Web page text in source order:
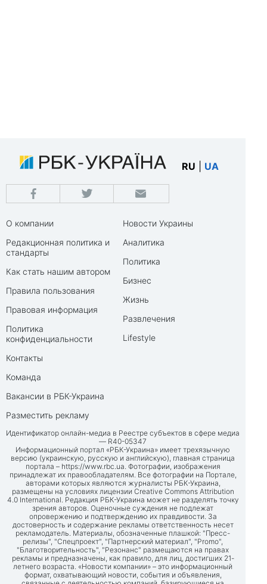
RU UA
О компании
Редакционная политика и
стандарты
Как стать нашим автором
Правила пользования
Правовая информация
Политика
конфиденциальности
Контакты
Команда
Вакансии в РБК-Украина
Разместить рекламу
Новости Украины
Аналитика
Политика
Бизнес
Жизнь
Развлечения
Lifestyle
Идентификатор онлайн-медиа в Реестре субъектов в сфере медиа
— R40-05347
Информационный портал «РБК-Украина» имеет трехязычную
версию (украинскую, русскую и английскую), главная страница
портала – https://www.rbc.ua. Фотографии, изображения
принадлежат их правообладателям. Все фотографии на Портале,
авторами которых являются журналисты РБК-Украина,
размещены на условиях лицензии Creative Commons Attribution
4.0 International. Редакция РБК-Украина может не разделять точку
зрения авторов. Оценочные суждения не подлежат
опровержению и подтверждению их правдивости. За
достоверность и содержание рекламы ответственность несет
рекламодатель. Материалы, обозначенные плашкой: "Пресс-
релизы", "Спецпроект", "Партнерский материал", "Promo",
"Благотворительность", "Резонанс" размещаются на правах
рекламы и предназначены, как правило, для лиц, достигших 21-
летнего возраста. «Новости компании» – это информационный
формат, охватывающий новости, события и объявления,